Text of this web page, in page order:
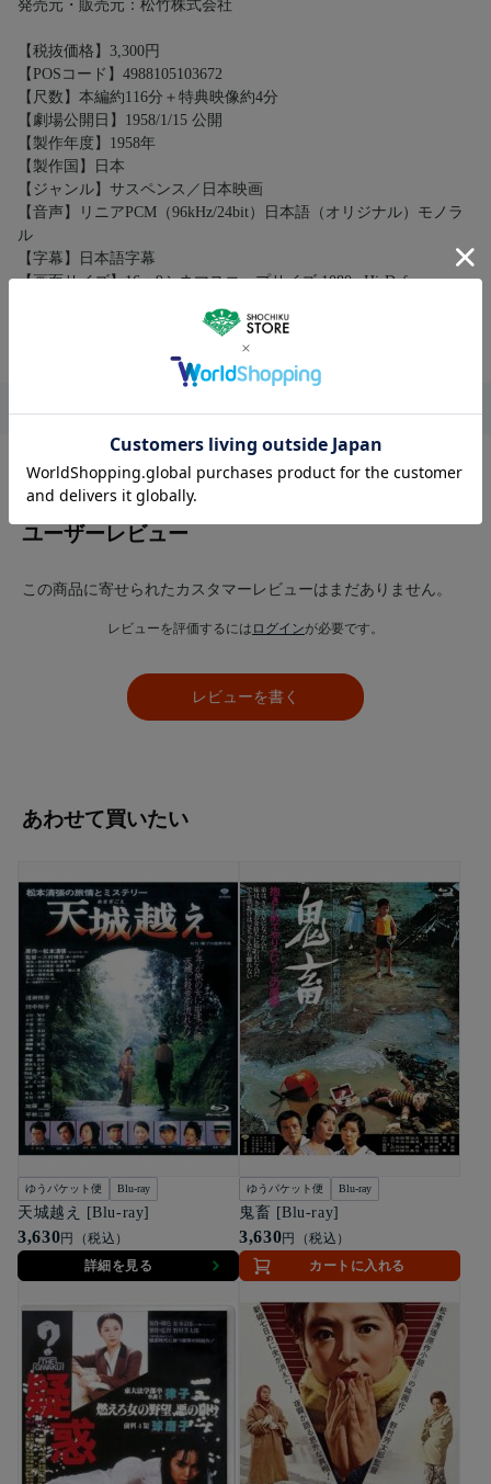
発売元・販売元：松竹株式会社
【税抜価格】3,300円
【POSコード】4988105103672
【尺数】本編約116分＋特典映像約4分
【劇場公開日】1958/1/15 公開
【製作年度】1958年
【製作国】日本
【ジャンル】サスペンス／日本映画
【音声】リニアPCM（96kHz/24bit）日本語（オリジナル）モノラ
ル
【字幕】日本語字幕
【画面サイズ】16：9シネマスコープサイズ 1080p Hi-Def
【カラー／モノクロ】モノクロ
コピーライト
©1958 松竹株式会社
ユーザーレビュー
この商品に寄せられたカスタマーレビューはまだありません。
レビューを評価するには ログインが必要です。
レビューを書く
あわせて買いたい
ゆうパケット便 Blu-ray
天城越え [Blu-ray]
3,630円（税込）
詳細を見る
ゆうパケット便 Blu-ray
鬼畜 [Blu-ray]
3,630円（税込）
カートに入れる